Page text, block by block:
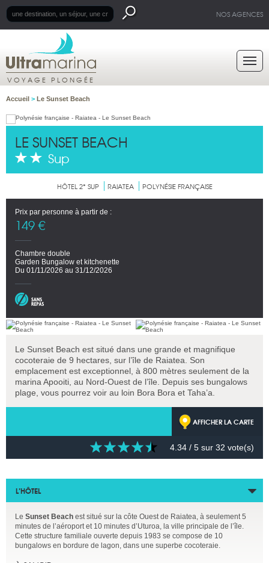
NOS AGENCES
VOYAGE PLONGÉE
Accueil > Le Sunset Beach
LE SUNSET BEACH
Sup
HÔTEL 2* SUP RAIATEA POLYNÉSIE FRANÇAISE
Prix par personne à partir de :
149 €
Chambre double
Garden Bungalow et kitchenette
Du 01/11/2026 au 31/12/2026
Le Sunset Beach est situé dans une grande et magnifique
cocoteraie de 9 hectares, sur l’île de Raiatea. Son
emplacement est exceptionnel, à 800 mètres seulement de la
marina Apooiti, au Nord-Ouest de l’île. Depuis ses bungalows
plage, vous pourrez voir au loin Bora Bora et Taha’a.
AFFICHER LA CARTE
4.34 / 5 sur 32 vote(s)
L’HÔTEL
Le Sunset Beach est situé sur la côte Ouest de Raiatea, à seulement 5
minutes de l’aéroport et 10 minutes d’Uturoa, la ville principale de l’île.
Cette structure familiale ouverte depuis 1983 se compose de 10
bungalows en bordure de lagon, dans une superbe cocoteraie.